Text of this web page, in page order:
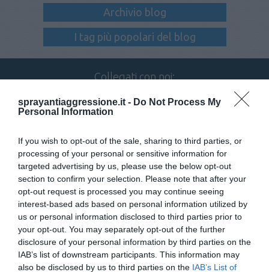
sprayantiaggressione.it - Do Not Process My
Personal Information
If you wish to opt-out of the sale, sharing to third parties, or
processing of your personal or sensitive information for
targeted advertising by us, please use the below opt-out
section to confirm your selection. Please note that after your
opt-out request is processed you may continue seeing
interest-based ads based on personal information utilized by
us or personal information disclosed to third parties prior to
your opt-out. You may separately opt-out of the further
disclosure of your personal information by third parties on the
IAB’s list of downstream participants. This information may
also be disclosed by us to third parties on the IAB’s List of
Archivio blog
I tag più popolari del blog
Collegati con noi:
Iscriviti alla newsletter
TELEFONO
080 885 33 00
IL NOSTRO CENTRALINO È ATTIVO